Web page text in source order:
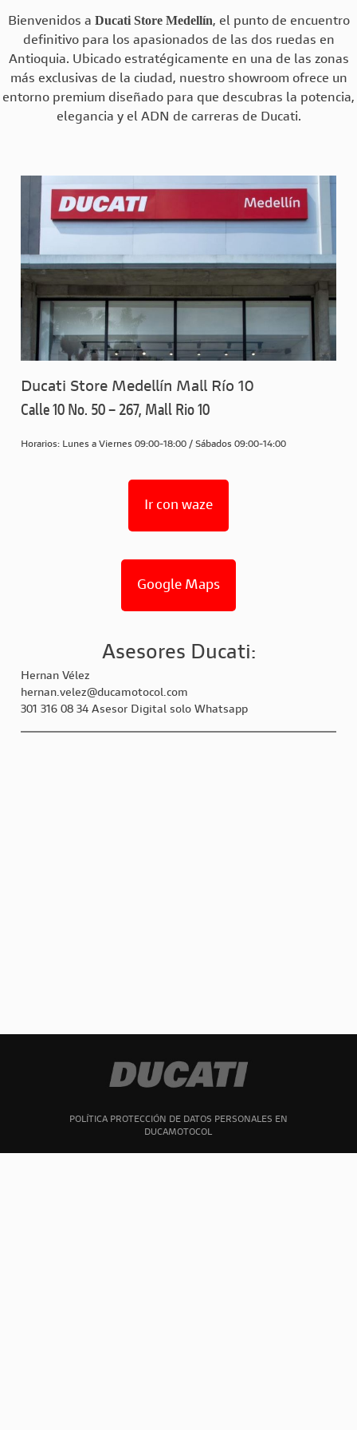
Bienvenidos a Ducati Store Medellín, el punto de encuentro
definitivo para los apasionados de las dos ruedas en
Antioquia. Ubicado estratégicamente en una de las zonas
más exclusivas de la ciudad, nuestro showroom ofrece un
entorno premium diseñado para que descubras la potencia,
elegancia y el ADN de carreras de Ducati.
Ducati Store Medellín Mall Río 10
Calle 10 No. 50 – 267, Mall Rio 10
Horarios: Lunes a Viernes 09:00-18:00 / Sábados 09:00-14:00
Ir con waze
Google Maps
Asesores Ducati:
Hernan Vélez
hernan.velez@ducamotocol.com
301 316 08 34 Asesor Digital solo Whatsapp
POLÍTICA PROTECCIÓN DE DATOS PERSONALES EN
DUCAMOTOCOL